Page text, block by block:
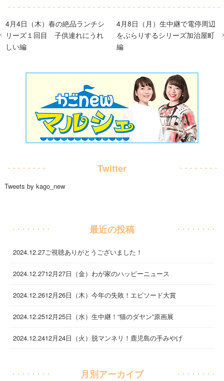
4月4日（木）春の絶品ランチシ
リーズ１回目 子供連れにうれ
しい編
4月8日（月）生中継で電停周辺
をぶらりするシリーズ加治屋町
編
Twitter
Tweets by kago_new
最近の投稿
2024.12.27ご視聴ありがとうございました！
2024.12.2712月27日（金）わが家のハッピーニュース
2024.12.2612月26日（木）今年の失敗！エピソード大賞
2024.12.2512月25日（水）生中継！“猫のダヤン”原画展
2024.12.2412月24日（火）脱マンネリ！鹿児島の手みやげ
月別アーカイブ